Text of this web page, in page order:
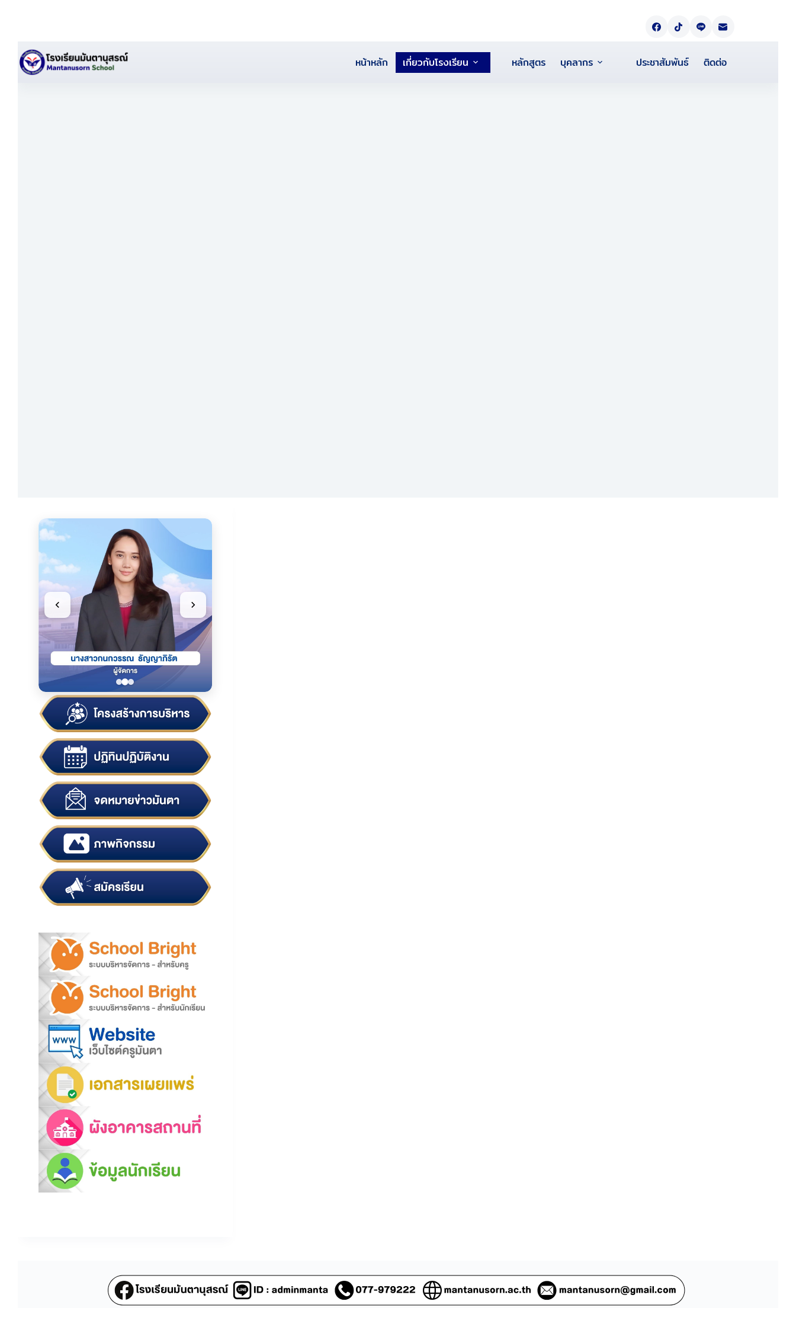
หน้าหลัก เกี่ยวกับโรงเรียน หลักสูตร บุคลากร ประชาสัมพันธ์ ติดต่อ